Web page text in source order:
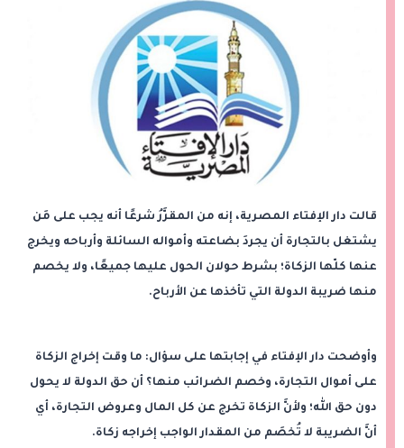
قالت دار الإفتاء المصرية، إنه من المقرَّرُ شرعًا أنه يجب على مَن
يشتغل بالتجارة أن يجردَ بضاعته وأمواله السائلة وأرباحه ويخرج
عنها كلّها الزكاة؛ بشرط حولان الحول عليها جميعًا، ولا يخصم
منها ضريبة الدولة التي تأخذها عن الأرباح.
وأوضحت دار الإفتاء في إجابتها على سؤال: ما وقت إخراج الزكاة
على أموال التجارة، وخصم الضرائب منها؟ أن حق الدولة لا يحول
دون حق الله؛ ولأنَّ الزكاة تخرج عن كل المال وعروض التجارة، أي
أنَّ الضريبة لا تُخصَم من المقدار الواجب إخراجه زكاة.